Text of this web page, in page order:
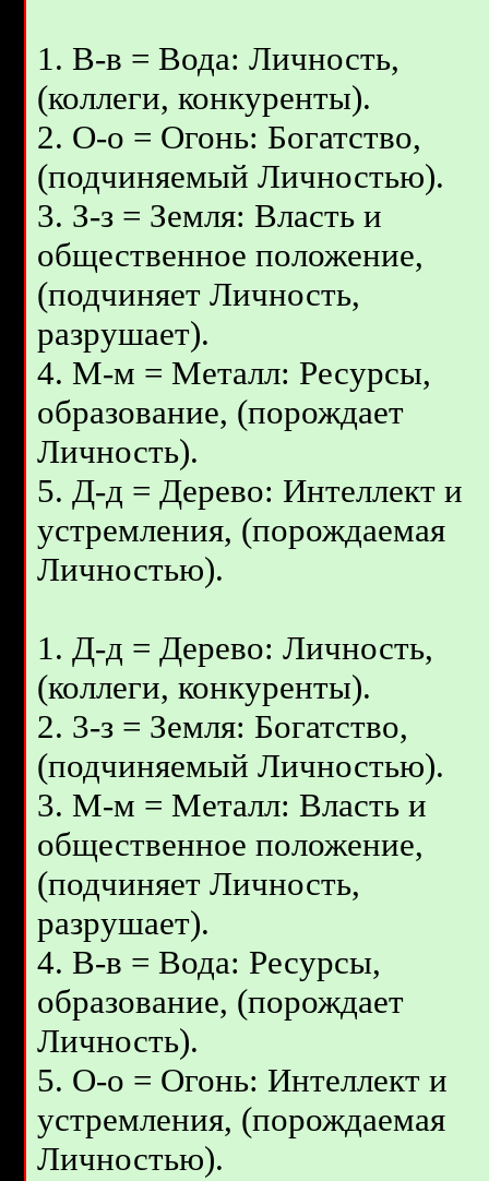
1. В-в = Вода: Личность,
(коллеги, конкуренты).
2. О-о = Огонь: Богатство,
(подчиняемый Личностью).
3. З-з = Земля: Власть и
общественное положение,
(подчиняет Личность,
разрушает).
4. M-м = Металл: Ресурсы,
образование, (порождает
Личность).
5. Д-д = Дерево: Интеллект и
устремления, (порождаемая
Личностью).
1. Д-д = Дерево: Личность,
(коллеги, конкуренты).
2. 3-з = Земля: Богатство,
(подчиняемый Личностью).
3. М-м = Металл: Власть и
общественное положение,
(подчиняет Личность,
разрушает).
4. B-в = Вода: Ресурсы,
образование, (порождает
Личность).
5. О-о = Огонь: Интеллект и
устремления, (порождаемая
Личностью).